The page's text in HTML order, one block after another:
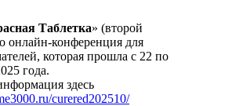
Таблетка» (второй
онлайн-конференция для
которая прошла с 22 по
года.
здесь
curered202510/